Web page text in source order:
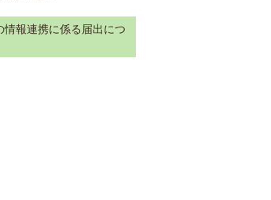
情報連携に係る届出につ